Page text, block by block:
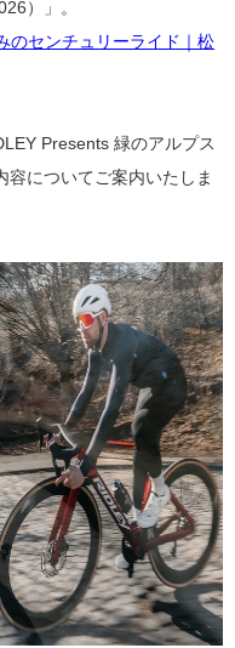
）」。
のセンチュリーライド｜松
Presents 緑のアルプス
容についてご案内いたしま